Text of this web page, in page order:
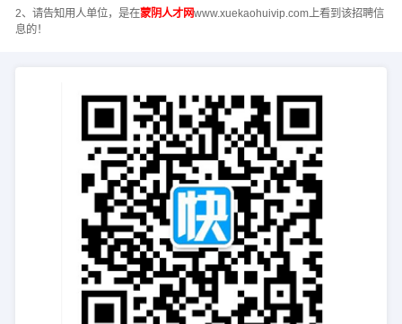
2、请告知用人单位，是在蒙阴人才网www.xuekaohuivip.com上看到该招聘信
息的！